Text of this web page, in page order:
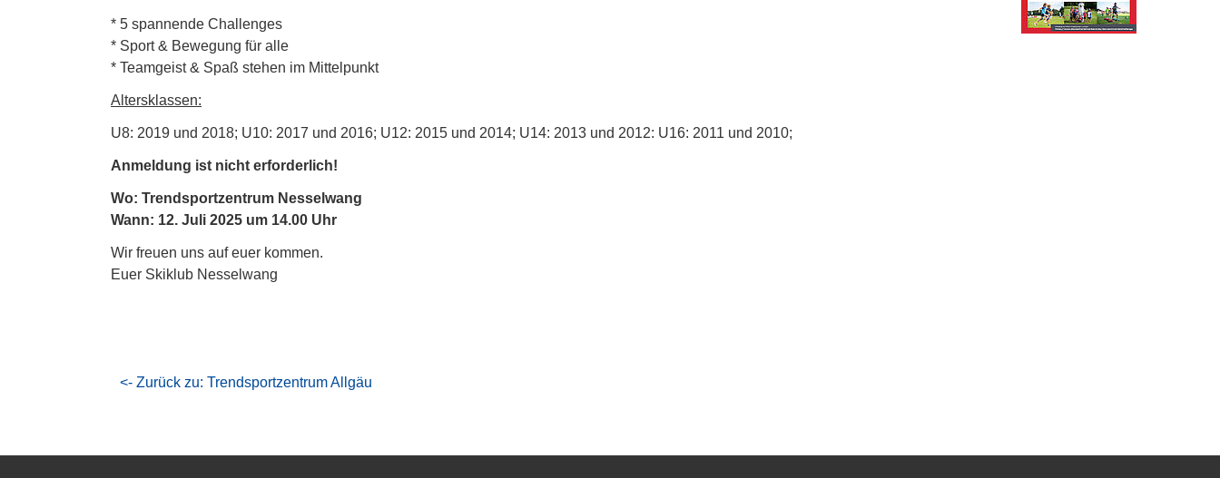
* 5 spannende Challenges
* Sport & Bewegung für alle
* Teamgeist & Spaß stehen im Mittelpunkt
Altersklassen:
U8: 2019 und 2018; U10: 2017 und 2016; U12: 2015 und 2014; U14: 2013 und 2012: U16: 2011 und 2010;
Anmeldung ist nicht erforderlich!
Wo: Trendsportzentrum Nesselwang
Wann: 12. Juli 2025 um 14.00 Uhr
Wir freuen uns auf euer kommen.
Euer Skiklub Nesselwang
<- Zurück zu: Trendsportzentrum Allgäu